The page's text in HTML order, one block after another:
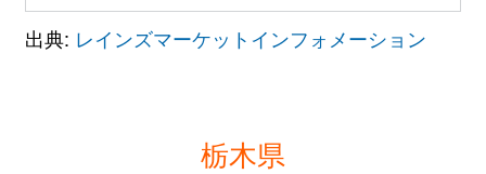
出典: レインズマーケットインフォメーション
栃木県